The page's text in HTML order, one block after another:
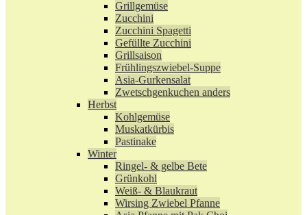
Grillgemüse
Zucchini
Zucchini Spagetti
Gefüllte Zucchini
Grillsaison
Frühlingszwiebel-Suppe
Asia-Gurkensalat
Zwetschgenkuchen anders
Herbst
Kohlgemüse
Muskatkürbis
Pastinake
Winter
Ringel- & gelbe Bete
Grünkohl
Weiß- & Blaukraut
Wirsing Zwiebel Pfanne